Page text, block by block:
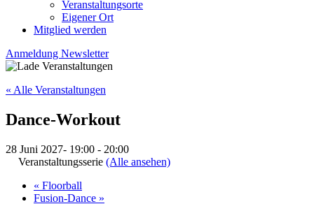
Veranstaltungsorte
Eigener Ort
Mitglied werden
Anmeldung Newsletter
« Alle Veranstaltungen
Dance-Workout
28 Juni 2027- 19:00 - 20:00
Veranstaltungsserie (Alle ansehen)
« Floorball
Fusion-Dance »